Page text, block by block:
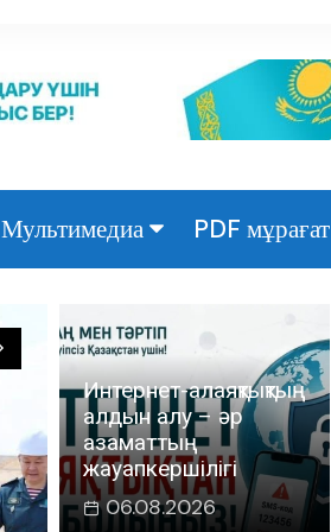
Мультимедиа PDF мұрағат
Интернет-алаяқтықтың
алдын алу – әр
азаматтың
жауапкершілігі
06.08.2026